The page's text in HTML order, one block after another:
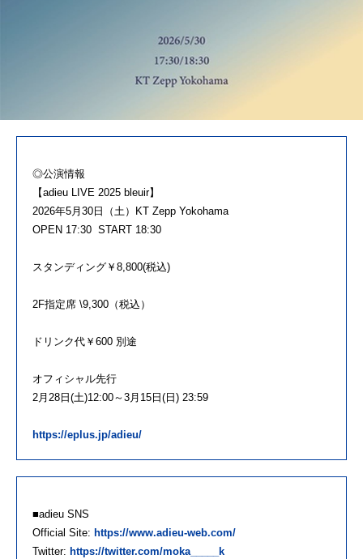
◎公演情報
【adieu LIVE 2025 bleuir】
2026年5月30日（土）KT Zepp Yokohama
OPEN 17:30 START 18:30
スタンディング￥8,800(税込)
2F指定席 \9,300（税込）
ドリンク代￥600 別途
オフィシャル先行
2月28日(土)12:00～3月15日(日) 23:59
https://eplus.jp/adieu/
■adieu SNS
Official Site: https://www.adieu-web.com/
Twitter: https://twitter.com/moka_____k